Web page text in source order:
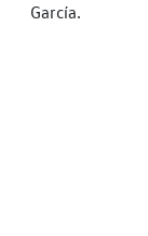
García.